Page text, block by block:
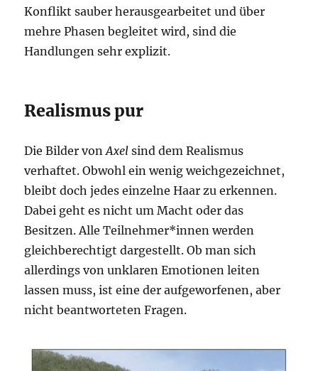
Konflikt sauber herausgearbeitet und über
mehre Phasen begleitet wird, sind die
Handlungen sehr explizit.
Realismus pur
Die Bilder vonAxel sind dem Realismus
verhaftet. Obwohl ein wenig weichgezeichnet,
bleibt doch jedes einzelne Haar zu erkennen.
Dabei geht es nicht um Macht oder das
Besitzen. Alle Teilnehmer*innen werden
gleichberechtigt dargestellt. Ob man sich
allerdings von unklaren Emotionen leiten
lassen muss, ist eine der aufgeworfenen, aber
nicht beantworteten Fragen.